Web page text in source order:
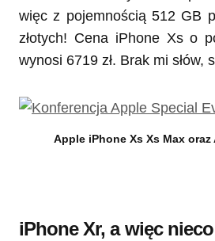
więc z pojemnością 512 GB
złotych! Cena iPhone Xs o
wynosi 6719 zł. Brak mi słów,
Apple iPhone Xs Xs Max
iPhone Xr, a więc